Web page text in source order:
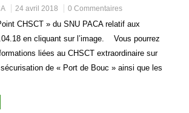
24 avril 2018 0 Commentaires
CHSCT » du SNU PACA relatif aux
en cliquant sur l’image. Vous pourrez
liées au CHSCT extraordinaire sur
sécurisation de « Port de Bouc » ainsi que les